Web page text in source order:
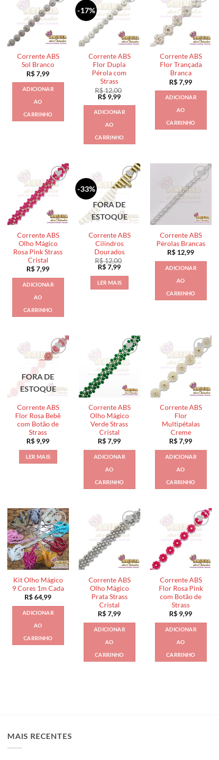
Corrente ABS
Sol Branco
R$7,99
ADICIONAR
AO
CARRINHO
-17%
Corrente ABS
Flor Dupla
Pérola com
Strass
R$12,00
O
preço
original
era:
R$ 12,00.
R$ 9,99O
atual
é:
ADICIONAR
AO
CARRINHO
Corrente ABS
Flor Trançada
Branca
R$7,99
ADICIONAR
AO
CARRINHO
Corrente ABS
Olho Mágico
Rosa Pink Strass
Cristal
R$7,99
ADICIONAR
AO
CARRINHO
-33%
FORA DE
ESTOQUE
Corrente ABS
Cilindros
Dourados
R$12,00
O
preço
original
era:
R$ 12,00.
R$7,99O
atual
é:
R$ 7,99.
LER MAIS
Corrente ABS
Pérolas Brancas
R$ 12,99
ADICIONAR
AO
CARRINHO
FORA DE
ESTOQUE
Corrente ABS
Flor Rosa Bebê
com Botão de
Strass
R$ 9,99
LER MAIS
Corrente ABS
Olho Mágico
Verde Strass
Cristal
R$7,99
ADICIONAR
AO
CARRINHO
Corrente ABS
Flor
Multipétalas
Creme
R$7,99
ADICIONAR
AO
CARRINHO
Kit Olho Mágico
9 Cores 1m Cada
R$64,99
ADICIONAR
AO
CARRINHO
Corrente ABS
Olho Mágico
Prata Strass
Cristal
R$7,99
ADICIONAR
AO
CARRINHO
Corrente ABS
Flor Rosa Pink
com Botão de
Strass
R$ 9,99
ADICIONAR
AO
CARRINHO
MAIS RECENTES